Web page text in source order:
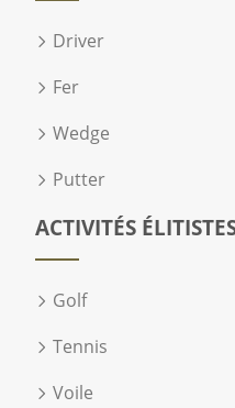
Driver
Fer
Wedge
Putter
ACTIVITÉS
Golf
Tennis
Voile